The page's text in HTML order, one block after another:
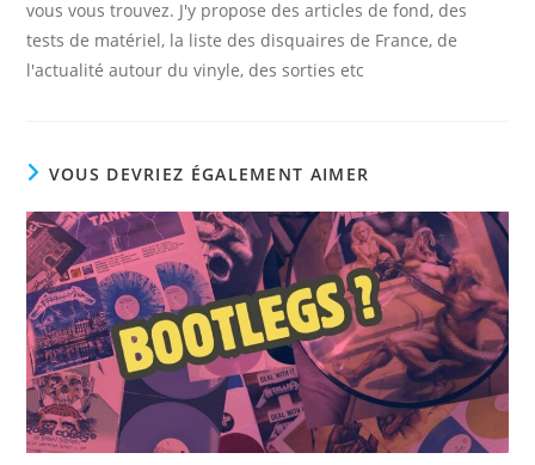
vous vous trouvez. J'y propose des articles de fond, des
tests de matériel, la liste des disquaires de France, de
l'actualité autour du vinyle, des sorties etc
VOUS DEVRIEZ ÉGALEMENT AIMER